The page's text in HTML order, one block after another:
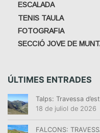
ESCALADA
TENIS TAULA
FOTOGRAFIA
SECCIÓ JOVE DE
ÚLTIMES ENTRADES
Talps: Travessa
18 de juliol de 2026
FALCONS: